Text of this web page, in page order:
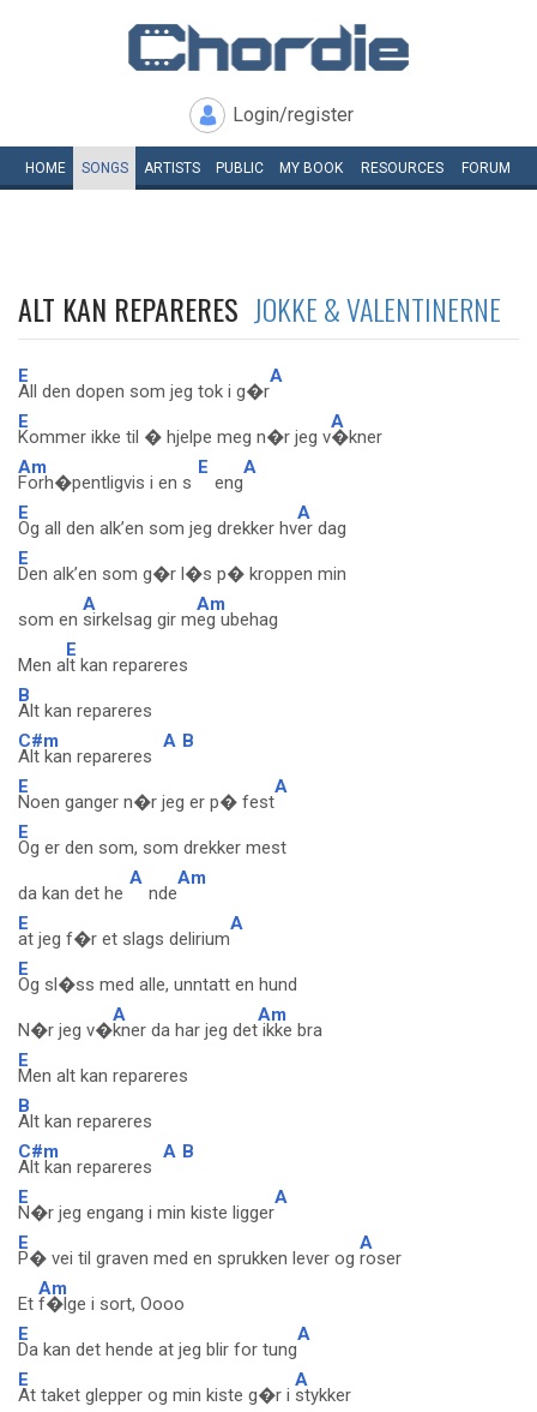
Login/register
HOME SONGS ARTISTS PUBLIC MY BOOK RESOURCES FORUM
ALT KAN REPARERES JOKKE & VALENTINERNE
E
All den dopen som jeg tok i g�r
A
E
Kommer ikke til � hjelpe meg n�r jeg v
A
�kner
Am
Forh�pentligvis i en s
E
eng
A
E
Og all den alk’en som jeg drekker hv
A
er dag
E
Den alk’en som g�r l�s p� kroppen min
som en
A
sirkelsag gir m
Am
eg ubehag
Men a
E
lt kan repareres
B
Alt kan repareres
C#m
Alt kan repareres
A B
E
Noen ganger n�r jeg er p� fest
A
E
Og er den som, som drekker mest
da kan det he
A
nde
Am
E
at jeg f�r et slags delirium
A
E
Og sl�ss med alle, unntatt en hund
N�r jeg v�
A
kner da har jeg det
Am
ikke bra
E
Men alt kan repareres
B
Alt kan repareres
C#m
Alt kan repareres
A B
E
N�r jeg engang i min kiste ligger
A
E
P� vei til graven med en sprukken lever og
A
roser
Et
Am
f�lge i sort, Oooo
E
Da kan det hende at jeg blir for tung
A
E
At taket glepper og min kiste g�r i
A
stykker